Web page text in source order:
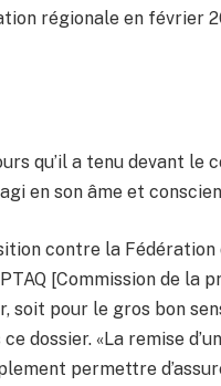
régionale en février
qu’il a tenu devant le
en son âme et
contre la
[Commission de
pour le gros bon
dossier. «La remise
permettre